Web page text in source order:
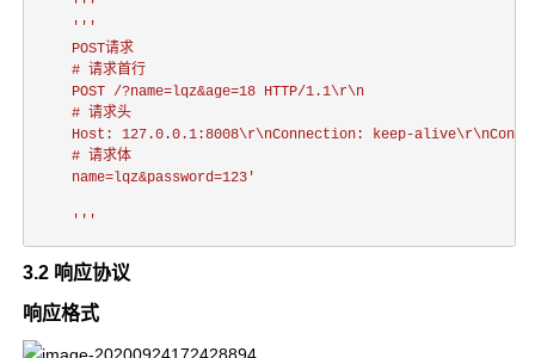
    '''
'''
    POST请求
    # 请求首行
    POST /?name=lqz&age=18 HTTP/1.1\r\n
    # 请求头
Host: 127.0.0.1:8008\r\nConnection: keep-
    # 请求体
    name=lqz&password=123'
    '''
3.2 响应协议
响应格式